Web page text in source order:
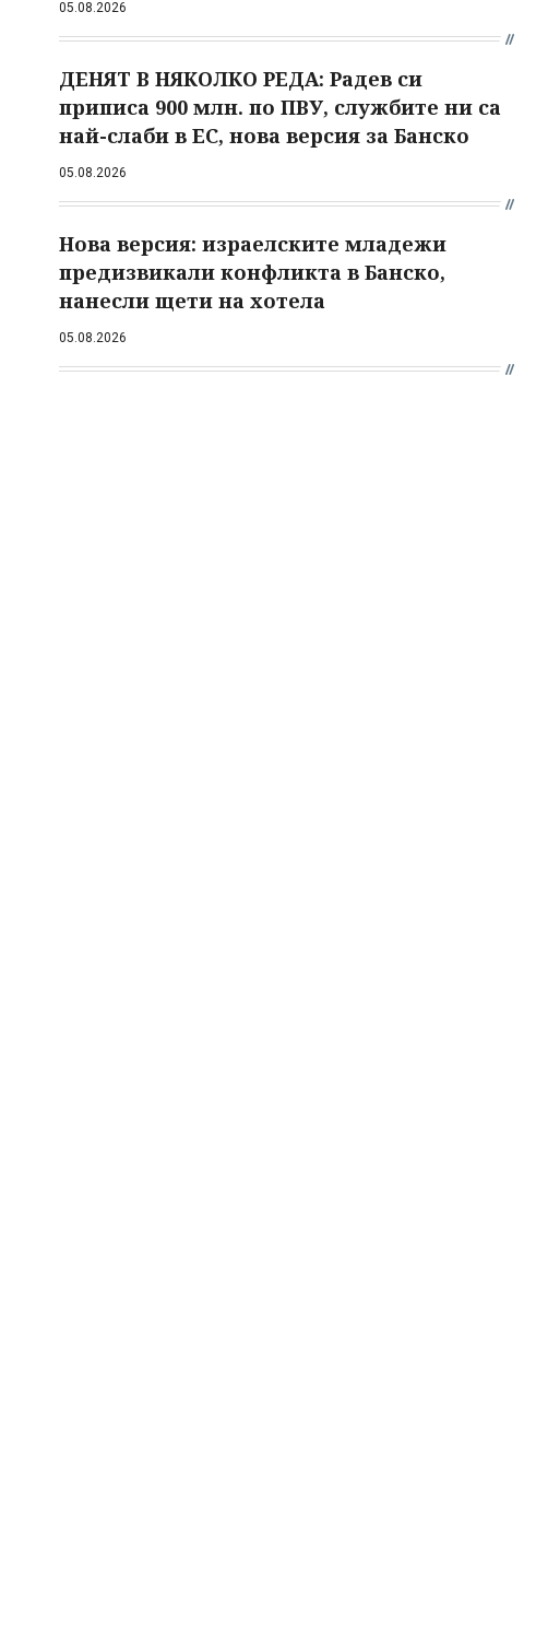
05.08.2026
ДЕНЯТ В НЯКОЛКО РЕДА: Радев си
приписа 900 млн. по ПВУ, службите ни са
най-слаби в ЕС, нова версия за Банско
05.08.2026
Нова версия: израелските младежи
предизвикали конфликта в Банско,
нанесли щети на хотела
05.08.2026